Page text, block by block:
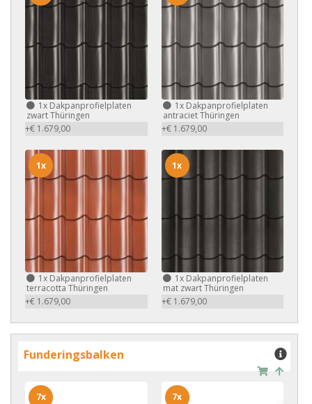
1x Dakpanprofielplaten
zwart Thüringen
+€ 1.679,00
1xDakpanprofielplaten
antraciet Thüringen
+€ 1.679,00
1x Dakpanprofielplaten
terracotta Thüringen
+€ 1.679,00
1x
1xDakpanprofielplaten
mat zwart Thüringen
+€ 1.679,00
1x
Funderingsbalken
7x 7x